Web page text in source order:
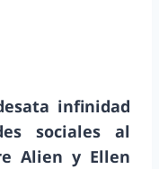
infinidad
sociales al
Alien y Ellen